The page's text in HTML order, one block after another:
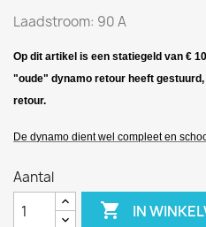
Laadstroom: 90A
Op dit artikel is een statiegeld van €
"oude" dynamo retour heeft
retour.
De dynamo dient wel compleet en
Aantal
 IN